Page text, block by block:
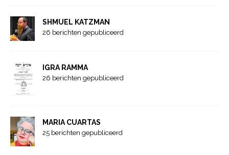
SHMUEL KATZMAN
26 berichten gepubliceerd
IGRA RAMMA
26 berichten gepubliceerd
MARIA CUARTAS
25 berichten gepubliceerd